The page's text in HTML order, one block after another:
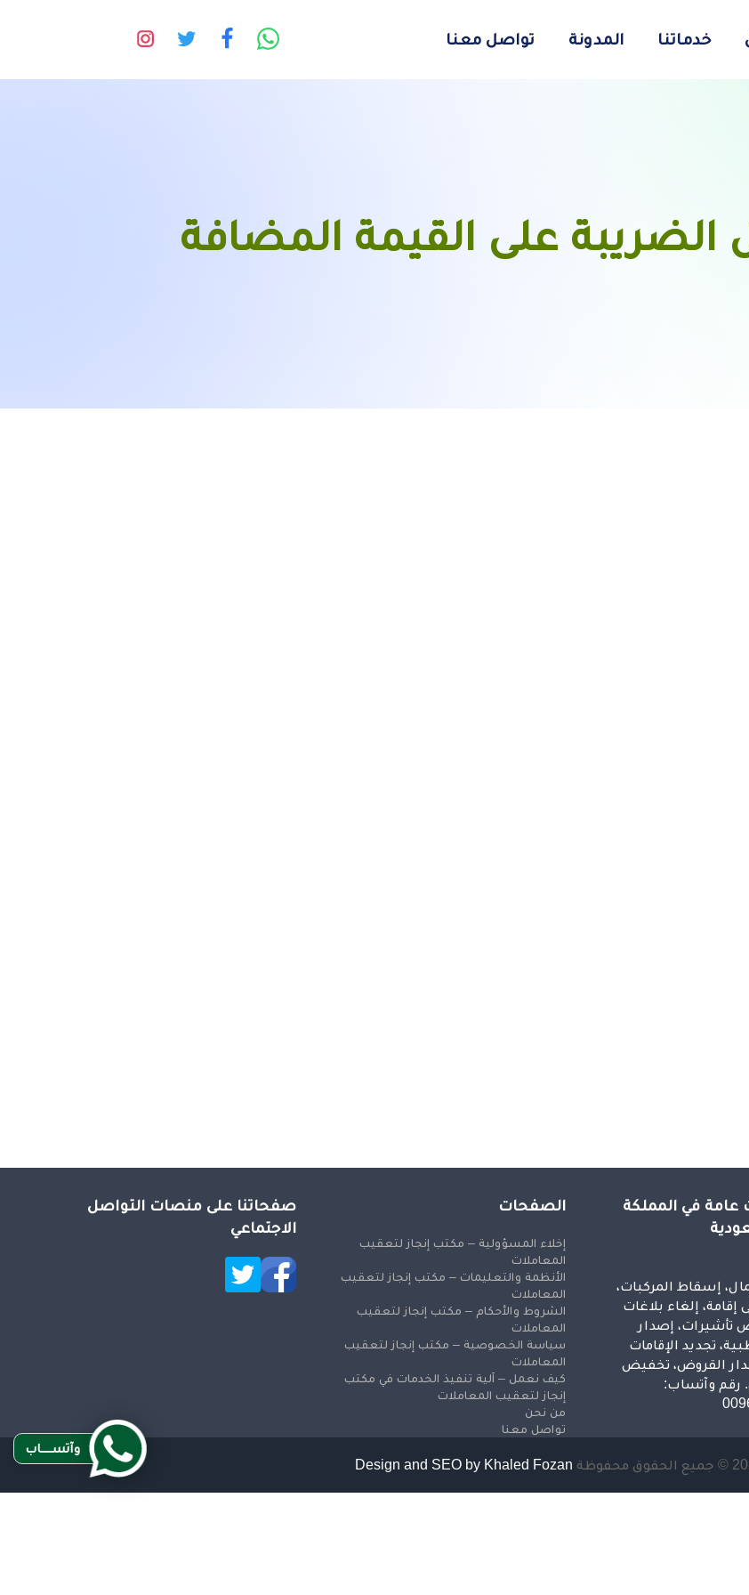
خدماتنا المدونة تواصل معنا
على القيمة المضافة
في المملكة
إسقاط المركبات،
إقامة، إلغاء بلاغات
تأشيرات، إصدار
تجديد الإقامات
القروض، تخفيض
رقم وآتساب:
الصفحات
إخلاء المسؤولية – مكتب إنجاز لتعقيب
المعاملات
الأنظمة والتعليمات – مكتب إنجاز لتعقيب
المعاملات
الشروط والأحكام – مكتب إنجاز لتعقيب
المعاملات
سياسة الخصوصية – مكتب إنجاز لتعقيب
المعاملات
كيف نعمل – آلية تنفيذ الخدمات في مكتب
إنجاز لتعقيب المعاملات
من نحن
تواصل معنا
صفحاتنا على منصات التواصل
الاجتماعي
Design and SEO by Khaled Fozan
وآتســــاب